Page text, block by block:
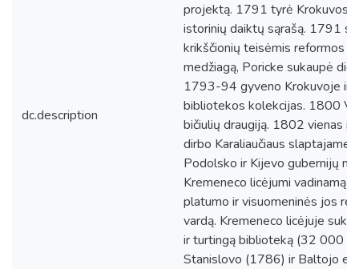
dc.description
projektą. 1791 tyrė Krokuvos
istorinių daiktų sąrašą. 1791
krikščionių teisėmis reformos
medžiagą, Poricke sukaupė
1793-94 gyveno Krokuvoje ir
bibliotekos kolekcijas. 1800
bičiulių draugiją. 1802 vienas
dirbo Karaliaučiaus slaptajame
Podolsko ir Kijevo gubernijų
Kremeneco licėjumi vadinamą
platumo ir visuomeninės jos
vardą. Kremeneco licėjuje
ir turtingą biblioteką (32 000
Stanislovo (1786) ir Baltojo